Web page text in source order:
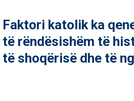
Faktori katolik ka
të rëndësishëm të
të shoqërisë dhe të